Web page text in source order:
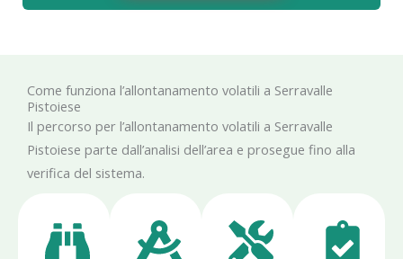
Come funziona l’allontanamento volatili a Serravalle
Pistoiese
Il percorso per l’allontanamento volatili a Serravalle
Pistoiese parte dall’analisi dell’area e prosegue fino alla
verifica del sistema.